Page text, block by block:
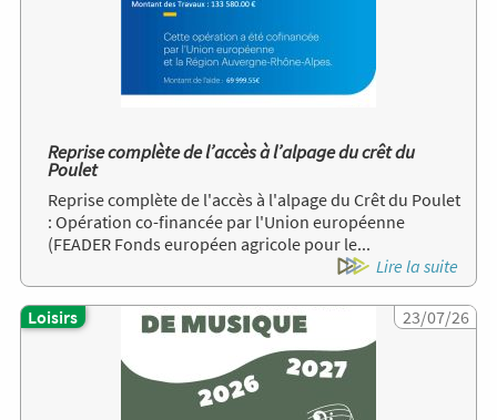
Reprise complète de l’accès à l’alpage du crêt du
Poulet
Reprise complète de l'accès à l'alpage du Crêt du Poulet
: Opération co-financée par l'Union européenne
(FEADER Fonds européen agricole pour le...
Lire la suite
Image
Loisirs 23/07/26